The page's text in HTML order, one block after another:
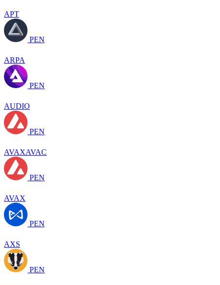
APT
PEN
ARPA
PEN
AUDIO
PEN
AVAXAVAC
PEN
AVAX
PEN
AXS
PEN